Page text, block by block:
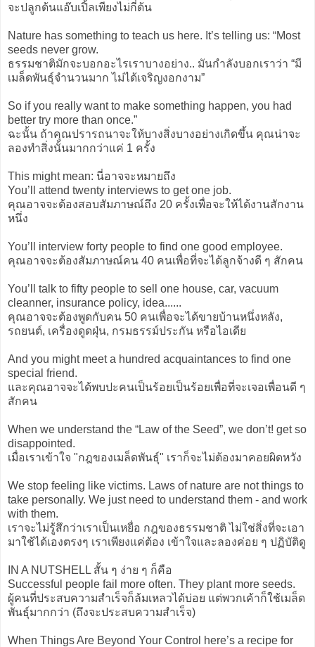
จะปลูกต้นแอ๊บเปิ้ลเพียงไม่กี่ต้น
Nature has something to teach us here. It’s telling us: “Most
seeds never grow.
ธรรมชาติมักจะบอกอะไรเราบางอย่าง.. มันกำลังบอกเราว่า “มี
เมล็ดพันธุ์จำนวนมาก ไม่ได้เจริญงอกงาม”
So if you really want to make something happen, you had
better try more than once.”
ฉะนั้น ถ้าคุณปรารถนาจะให้บางสิ่งบางอย่างเกิดขึ้น คุณน่าจะ
ลองทำสิ่งนั้นมากกว่าแค่ 1 ครั้ง
This might mean: นี่อาจจะหมายถึง
You’ll attend twenty interviews to get one job.
คุณอาจจะต้องสอบสัมภาษณ์ถึง 20 ครั้งเพื่อจะให้ได้งานสักงาน
หนึ่ง
You’ll interview forty people to find one good employee.
คุณอาจจะต้องสัมภาษณ์คน 40 คนเพื่อที่จะได้ลูกจ้างดี ๆ สักคน
You’ll talk to fifty people to sell one house, car, vacuum
cleanner, insurance policy, idea......
คุณอาจจะต้องพูดกับคน 50 คนเพื่อจะได้ขายบ้านหนึ่งหลัง,
รถยนต์, เครื่องดูดฝุ่น, กรมธรรม์ประกัน หรือไอเดีย
And you might meet a hundred acquaintances to find one
special friend.
และคุณอาจจะได้พบปะคนเป็นร้อยเป็นร้อยเพื่อที่จะเจอเพื่อนดี ๆ
สักคน
When we understand the “Law of the Seed”, we don’t! get so
disappointed.
เมื่อเราเข้าใจ "กฎของเมล็ดพันธุ์" เราก็จะไม่ต้องมาคอยผิดหวัง
We stop feeling like victims. Laws of nature are not things to
take personally. We just need to understand them - and work
with them.
เราจะไม่รู้สึกว่าเราเป็นเหยื่อ กฎของธรรมชาติ ไม่ใช่สิ่งที่จะเอา
มาใช้ได้เองตรงๆ เราเพียงแค่ต้อง เข้าใจและลองค่อย ๆ ปฏิบัติดู
IN A NUTSHELL สั้น ๆ ง่าย ๆ ก็คือ
Successful people fail more often. They plant more seeds.
ผู้คนที่ประสบความสำเร็จก็ล้มเหลวได้บ่อย แต่พวกเค้าก็ใช้เมล็ด
พันธุ์มากกว่า (ถึงจะประสบความสำเร็จ)
When Things Are Beyond Your Control here’s a recipe for